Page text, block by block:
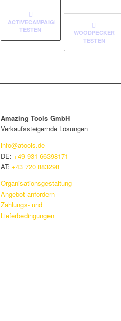
ACTIVECAMPAIGN
TESTEN
WOODPECKER
TESTEN
Amazing Tools GmbH
Verkaufssteigernde Lösungen
info@atools.de
DE: +49 931 66398171
AT: +43 720 883298
Organisationsgestaltung
Angebot anfordern
Zahlungs- und
Lieferbedingungen